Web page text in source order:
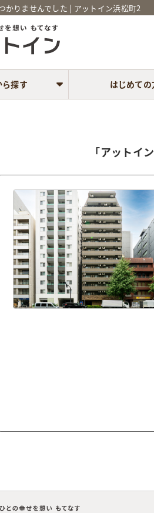
かりませんでした | アットイン浜松町2
探す はじめての
「アットイ